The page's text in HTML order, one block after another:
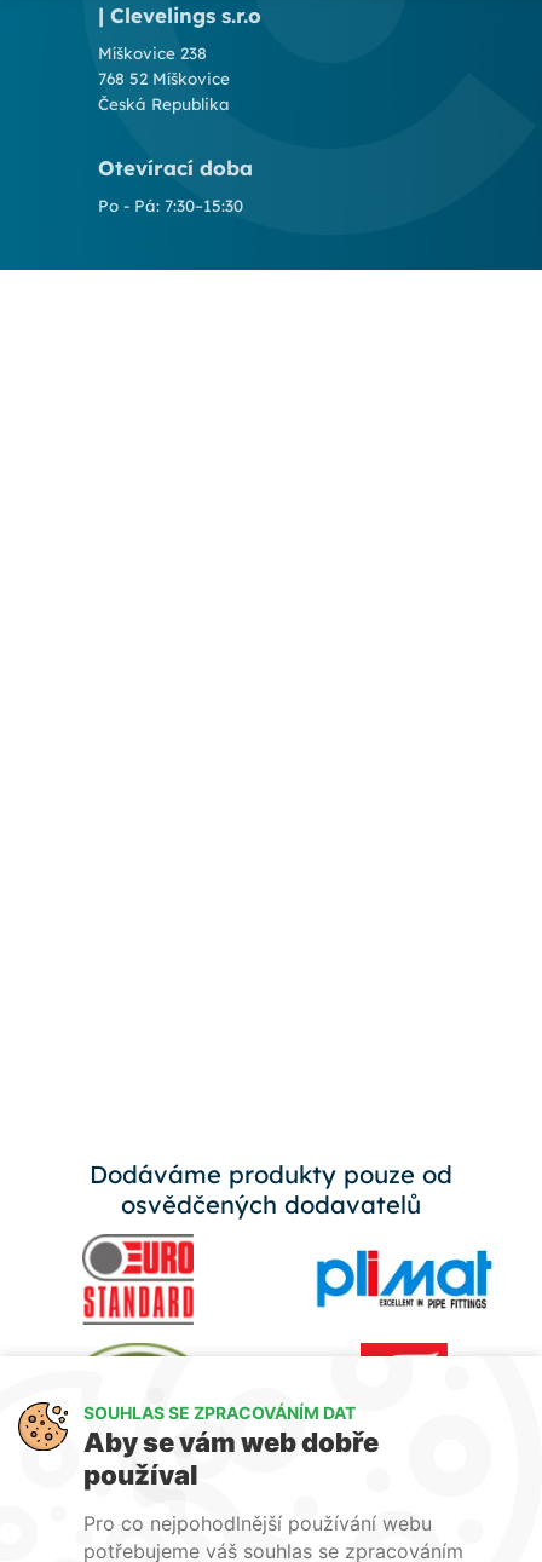
| Clevelings s.r.o
Míškovice 238
768 52 Míškovice
Česká Republika
Otevírací doba
Po - Pá: 7:30–15:30
Dodáváme produkty pouze od
osvědčených dodavatelů
SOUHLAS SE ZPRACOVÁNÍM DAT
Aby se vám web dobře
používal
Pro co nejpohodlnější používání webu
potřebujeme váš souhlas se zpracováním